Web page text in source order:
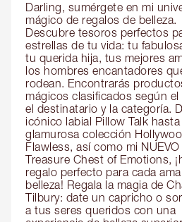
Darling, sumérgete en mi
mágico de regalos de belleza.
Descubre tesoros perfectos
estrellas de tu vida: tu
tu querida hija, tus mejores
los hombres encantadores
rodean. Encontrarás
mágicos clasificados según el
el destinatario y la categoría.
icónico labial Pillow Talk hasta
glamurosa colección
Flawless, así como mi
Treasure Chest of Emotions,
regalo perfecto para cada
belleza! Regala la magia de
Tilbury: date un capricho o
a tus seres queridos con una